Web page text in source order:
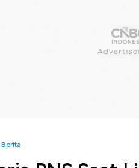
Berita